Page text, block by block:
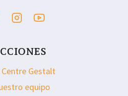
Centre Gestalt
equipo